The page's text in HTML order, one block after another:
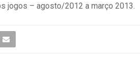
jogos – agosto/2012 a março 2013.